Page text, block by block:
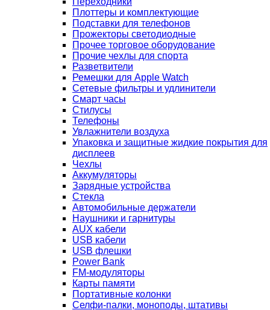
Плоттеры и комплектующие
Подставки для телефонов
Прожекторы светодиодные
Прочее торговое оборудование
Прочие чехлы для спорта
Разветвители
Ремешки для Apple Watch
Сетевые фильтры и удлинители
Смарт часы
Стилусы
Телефоны
Увлажнители воздуха
Упаковка и защитные жидкие покрытия для
дисплеев
Чехлы
Аккумуляторы
Зарядные устройства
Стекла
Автомобильные держатели
Наушники и гарнитуры
AUX кабели
USB кабели
USB флешки
Power Bank
FM-модуляторы
Карты памяти
Портативные колонки
Селфи-палки, моноподы, штативы